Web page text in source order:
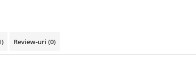
Review-uri (0)